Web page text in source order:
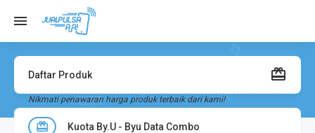
Daftar Produk
Nikmati penawaran harga produk terbaik dari kami!
Kuota By.U - Byu Data Combo